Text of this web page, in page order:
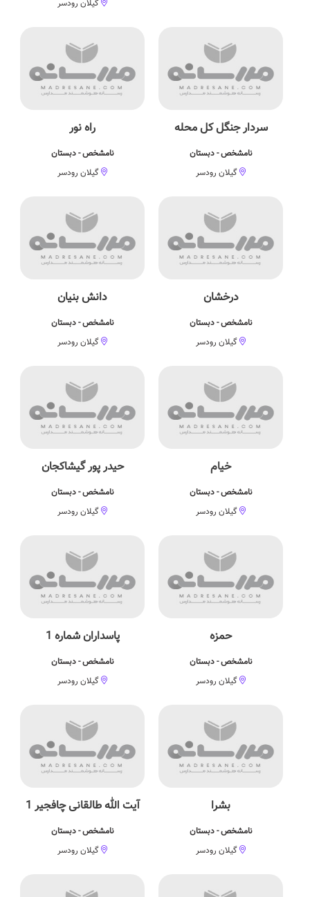
گیلان رودسر
سردار جنگل کل محله
نامشخص - دبستان
گیلان رودسر
راه نور
نامشخص - دبستان
گیلان رودسر
درخشان
نامشخص - دبستان
گیلان رودسر
دانش بنیان
نامشخص - دبستان
گیلان رودسر
خیام
نامشخص - دبستان
گیلان رودسر
حیدر پور گیشاکجان
نامشخص - دبستان
گیلان رودسر
حمزه
نامشخص - دبستان
گیلان رودسر
پاسداران شماره 1
نامشخص - دبستان
گیلان رودسر
بشرا
نامشخص - دبستان
گیلان رودسر
آیت الله طالقانی چافجیر 1
نامشخص - دبستان
گیلان رودسر